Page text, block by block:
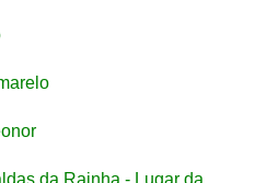
da Rainha - Lugar da